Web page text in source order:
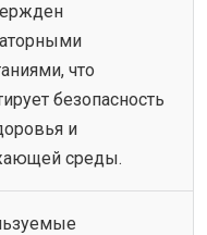
что
безопасность
и
среды.